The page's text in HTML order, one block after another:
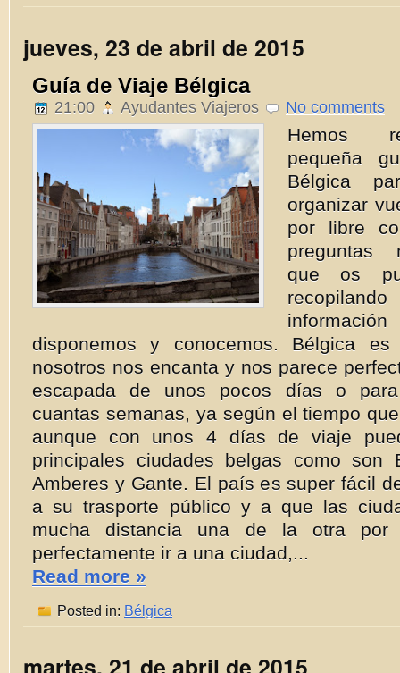
jueves, 23 de abril de 2015
Guía de Viaje Bélgica
21:00 Ayudantes Viajeros No comments
Hemos
pequeña
Bélgica
organizar
por libre
preguntas
que os
disponemos y conocemos. Bélgica
nosotros nos encanta y nos parece
escapada de unos pocos días o
cuantas semanas, ya según el tiempo
aunque con unos 4 días de viaje
principales ciudades belgas como son
Amberes y Gante. El país es super fácil
a su trasporte público y a que las
mucha distancia una de la otra por
perfectamente ir a una ciudad,...
Read more »
Posted in: Bélgica